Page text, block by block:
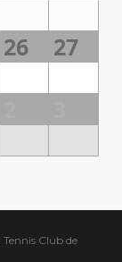
26 27
Club de